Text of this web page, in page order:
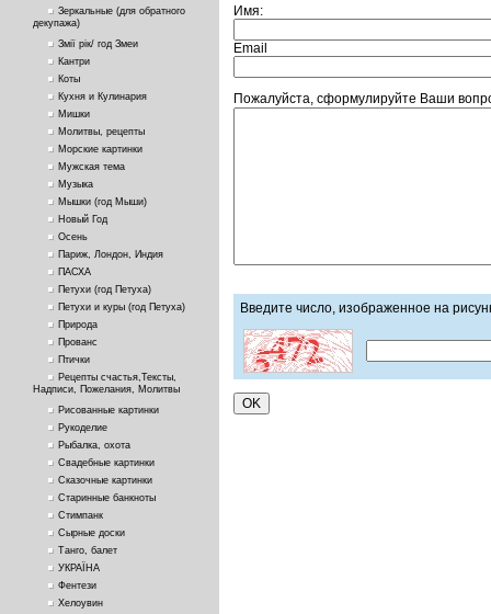
Зеркальные (для обратного
декупажа)
Змії рік/ год Змеи
Кантри
Коты
Кухня и Кулинария
Мишки
Молитвы, рецепты
Морские картинки
Мужская тема
Музыка
Мышки (год Мыши)
Новый Год
Осень
Париж, Лондон, Индия
ПАСХА
Петухи (год Петуха)
Петухи и куры (год Петуха)
Природа
Прованс
Птички
Рецепты счастья,Тексты,
Надписи, Пожелания, Молитвы
Рисованные картинки
Рукоделие
Рыбалка, охота
Свадебные картинки
Сказочные картинки
Старинные банкноты
Стимпанк
Сырные доски
Танго, балет
УКРАЇНА
Фентези
Хелоувин
Имя:
Email
Пожалуйста, сформулируйте Ваши
Введите число, изображенное на